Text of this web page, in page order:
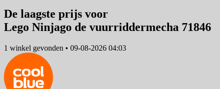
De laagste prijs voor
Lego Ninjago de vuurriddermecha 71846
1 winkel gevonden • 09-08-2026 04:03